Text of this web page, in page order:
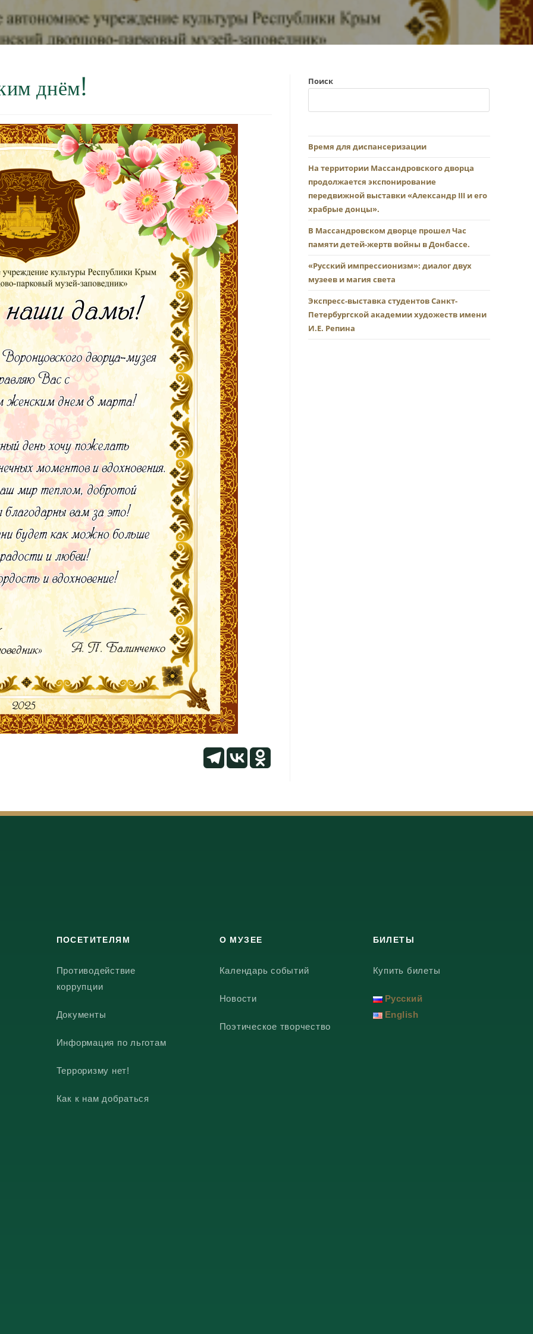
днём! Поиск
Время для диспансеризации
На территории Массандровского дворца
продолжается экспонирование
передвижной выставки «Александр III и его
храбрые донцы».
В Массандровском дворце прошел Час
памяти детей-жертв войны в Донбассе.
«Русский импрессионизм»: диалог двух
музеев и магия света
Экспресс-выставка студентов Санкт-
Петербургской академии художеств имени
И.Е. Репина
ПОСЕТИТЕЛЯМ
Противодействие
коррупции
Документы
Информация по льготам
Терроризму нет!
Как к нам добраться
О МУЗЕЕ
Календарь событий
Новости
Поэтическое творчество
БИЛЕТЫ
Купить билеты
Русский
English